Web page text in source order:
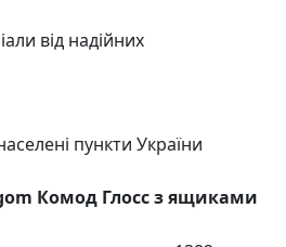
від надійних
пункти України
Комод Глосс з ящиками